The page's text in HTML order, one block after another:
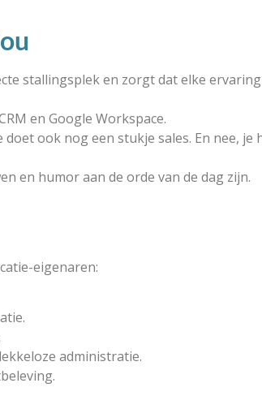
stallingsplek en zorgt dat elke
en Google Workspace.
ook nog een stukje sales. En nee, je
en humor aan de orde van de dag zijn.
eigenaren:
administratie.